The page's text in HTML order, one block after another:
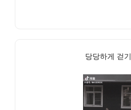
당당하게 걷